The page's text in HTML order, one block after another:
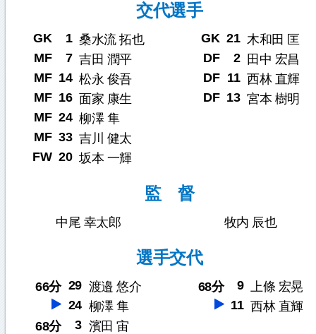
交代選手
GK 1 桑水流 拓也
MF
7 吉田 潤平
MF 14 松永 俊吾
MF 16 面家 康生
MF 24 柳澤 隼
MF 33 吉川 健太
FW 20 坂本 一輝
GK 21 木和田 匡
DF
2
田中 宏昌
DF 11 西林 直輝
DF 13 宮本 樹明
監 督
中尾 幸太郎 牧内 辰也
選手交代
66分 29 渡邉 悠介
24 柳澤 隼
68分
3 濱田 宙
68分 9 上條 宏晃
11 西林 直輝